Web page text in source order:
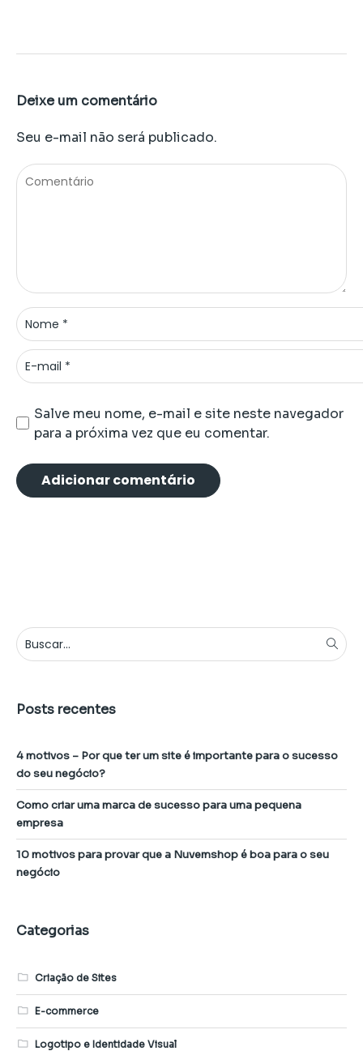
Deixe um comentário
Seu e-mail não será publicado.
Salve meu nome, e-mail e site neste navegador
para a próxima vez que eu comentar.
Posts recentes
4 motivos – Por que ter um site é importante para o sucesso
do seu negócio?
Como criar uma marca de sucesso para uma pequena
empresa
10 motivos para provar que a Nuvemshop é boa para o seu
negócio
Categorias
Criação de Sites
E-commerce
Logotipo e Identidade Visual